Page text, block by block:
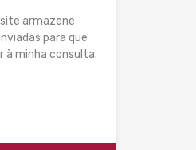
armazene
para que
à minha consulta.